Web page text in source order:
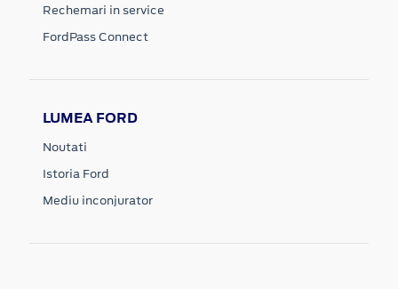
Rechemari in service
FordPass Connect
LUMEA FORD
Noutati
Istoria Ford
Mediu inconjurator